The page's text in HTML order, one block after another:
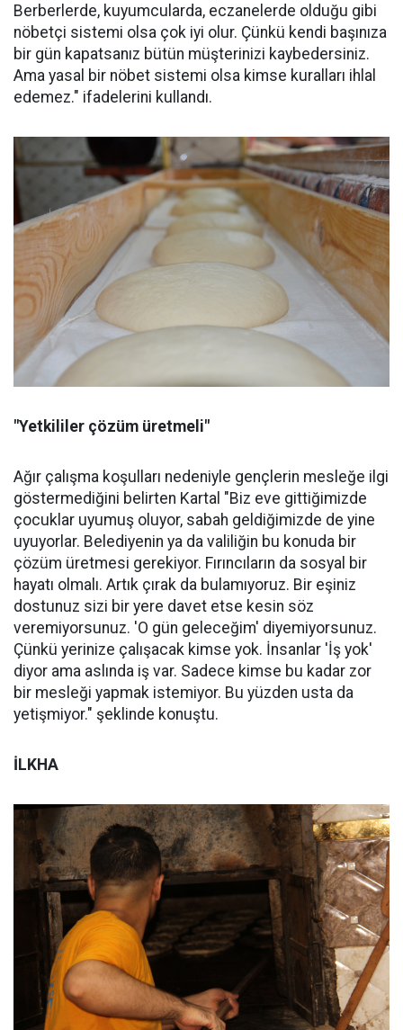
Berberlerde, kuyumcularda, eczanelerde olduğu gibi
nöbetçi sistemi olsa çok iyi olur. Çünkü kendi başınıza
bir gün kapatsanız bütün müşterinizi kaybedersiniz.
Ama yasal bir nöbet sistemi olsa kimse kuralları ihlal
edemez." ifadelerini kullandı.
"Yetkililer çözüm üretmeli"
Ağır çalışma koşulları nedeniyle gençlerin mesleğe ilgi
göstermediğini belirten Kartal "Biz eve gittiğimizde
çocuklar uyumuş oluyor, sabah geldiğimizde de yine
uyuyorlar. Belediyenin ya da valiliğin bu konuda bir
çözüm üretmesi gerekiyor. Fırıncıların da sosyal bir
hayatı olmalı. Artık çırak da bulamıyoruz. Bir eşiniz
dostunuz sizi bir yere davet etse kesin söz
veremiyorsunuz. 'O gün geleceğim' diyemiyorsunuz.
Çünkü yerinize çalışacak kimse yok. İnsanlar 'İş yok'
diyor ama aslında iş var. Sadece kimse bu kadar zor
bir mesleği yapmak istemiyor. Bu yüzden usta da
yetişmiyor." şeklinde konuştu.
İLKHA